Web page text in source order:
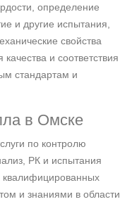
определение
и другие испытания,
свойства
и соответствия
стандартам и
в Омске
по контролю
РК и испытания
квалифицированных
и знаниями в области